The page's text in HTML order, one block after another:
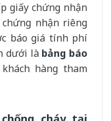
giấy chứng nhận
nhận riêng
báo giá tính phí
dưới là bảng báo
hàng tham